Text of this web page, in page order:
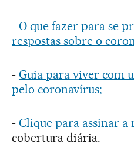
- O que fazer para se
respostas sobre o
- Guia para viver com
pelo coronavírus;
- Clique para assinar a
cobertura diária.